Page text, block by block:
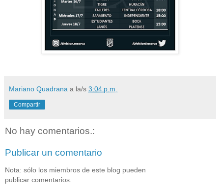
Mariano Quadrana a la/s 3:04 p.m.
Compartir
No hay comentarios.:
Publicar un comentario
Nota: sólo los miembros de este blog pueden
publicar comentarios.